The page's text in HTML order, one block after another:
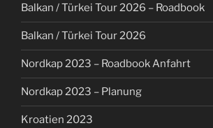
Balkan / Türkei Tour 2026 – Roadbook
Balkan / Türkei Tour 2026
Nordkap 2023 – Roadbook Anfahrt
Nordkap 2023 – Planung
Kroatien 2023